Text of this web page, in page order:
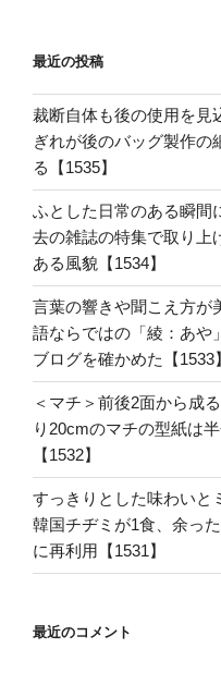
最近の投稿
裁断自体も後の使用を見
ぎれが後のバッグ製作の
る【1535】
ふとした日常のある瞬間
去の雑誌の特集で取り上
ある風貌【1534】
言葉の響きや聞こえ方が
語ならではの「綾：あや
ブログを確かめた【1533】
＜マチ＞前後2面から成
り20cmのマチの型紙は
【1532】
すっきりとした味わいと
韓国チヂミが1食、余っ
に再利用【1531】
最近のコメント